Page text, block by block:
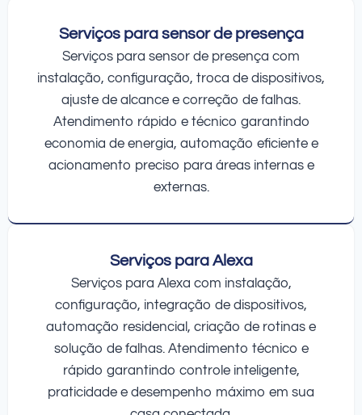
Serviços para sensor de presença
Serviços para sensor de presença com
instalação, configuração, troca de dispositivos,
ajuste de alcance e correção de falhas.
Atendimento rápido e técnico garantindo
economia de energia, automação eficiente e
acionamento preciso para áreas internas e
externas.
Serviços para Alexa
Serviços para Alexa com instalação,
configuração, integração de dispositivos,
automação residencial, criação de rotinas e
solução de falhas. Atendimento técnico e
rápido garantindo controle inteligente,
praticidade e desempenho máximo em sua